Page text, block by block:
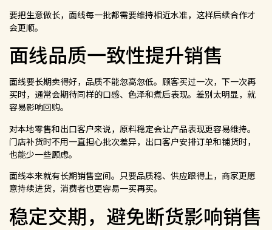
要把生意做长，面线每一批都需要维持相近水准，这样后续合作才
会更顺。
面线品质一致性提升销售
面线要长期卖得好，品质不能忽高忽低。顾客买过一次，下一次再
买时，通常会期待同样的口感、色泽和煮后表现。差别太明显，就
容易影响回购。
对本地零售和出口客户来说，原料稳定会让产品表现更容易维持。
门店补货时不用一直担心批次差异，出口客户安排订单和铺货时，
也能少一些顾虑。
面线本来就有长期销售空间。只要品质稳、供应跟得上，商家更愿
意持续进货，消费者也更容易一买再买。
稳定交期，避免断货影响销售